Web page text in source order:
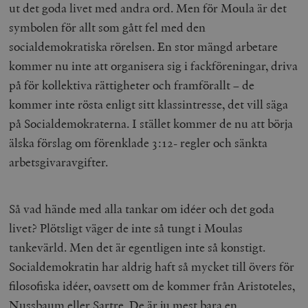
ut det goda livet med andra ord. Men för Moula är det
symbolen för allt som gått fel med den
socialdemokratiska rörelsen. En stor mängd arbetare
kommer nu inte att organisera sig i fackföreningar, driva
på för kollektiva rättigheter och framförallt – de
kommer inte rösta enligt sitt klassintresse, det vill säga
på Socialdemokraterna. I stället kommer de nu att börja
älska förslag om förenklade 3:12- regler och sänkta
arbetsgivaravgifter.
Så vad hände med alla tankar om idéer och det goda
livet? Plötsligt väger de inte så tungt i Moulas
tankevärld. Men det är egentligen inte så konstigt.
Socialdemokratin har aldrig haft så mycket till övers för
filosofiska idéer, oavsett om de kommer från Aristoteles,
Nussbaum eller Sartre. De är ju mest bara en
Strikt nödvändiga kakor tillåter
och kontohantering. Webbplatsen kan inte användas
ordentligt utan strikt nödvändiga cookies.
Namn
Leverantör
/ Domän
woocommerce_cart_hash
Automattic
Inc.
timbro.se
_hjFirstSeen
woocommerce_items_in_cart